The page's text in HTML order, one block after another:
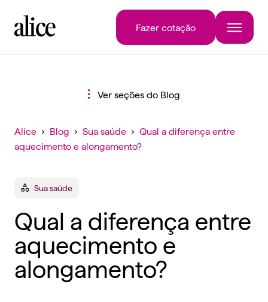
Fazer cotação
Ver seções do Blog
Alice › Blog › Sua saúde › Qual a diferença entre
aquecimento e alongamento?
Sua saúde
Qual a diferença entre
aquecimento e
alongamento?